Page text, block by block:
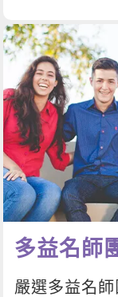
多益名師
嚴選多益名